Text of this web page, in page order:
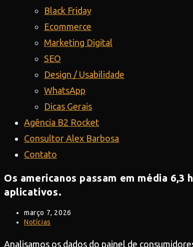
Black Friday
Ecommerce
Marketing Digital
SEO
Design / Usabilidade
WhatsApp
Dicas Gerais
Agência B2 Rocket
Consultor Alex Barbosa
Contato
Os americanos passam em média
aplicativos.
Post
publicado:
março 7, 2026
Categoria
Notícias
Analisamos os dados do painel de